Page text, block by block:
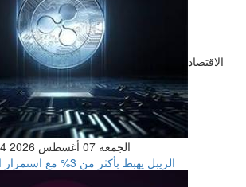
الاقتصاد
الجمعة 07 أغسطس 2026 01:44 صباحاً
الريبل يهبط بأكثر من 3% مع استمرار الضغوط البيعية